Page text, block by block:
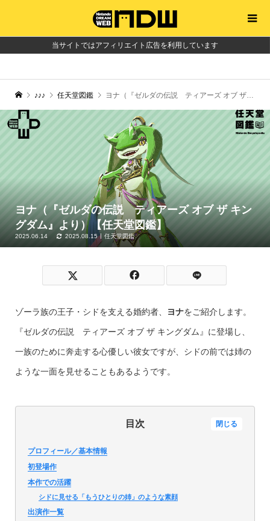
当サイトではアフィリエイト広告を利用しています
♪♪♪ 任天堂図鑑 ヨナ（『ゼルダの伝説 ティアーズ オブ ザ キングダム』より）【任天堂図鑑】
ヨナ（『ゼルダの伝説 ティアーズ オブ ザ キン
グダム』より）【任天堂図鑑】
2025.06.14 2025.08.15 任天堂図鑑
ゾーラ族の王子・シドを支える婚約者、 ヨナをご紹介します。
『ゼルダの伝説 ティアーズ オブ ザ キングダム』に登場し、
一族のために奔走する心優しい彼女ですが、シドの前では姉の
ような一面を見せることもあるようです。
目次 閉じる
プロフィール／基本情報
初登場作
本作での活躍
シドに見せる「もうひとりの姉」のような素顔
出演作一覧